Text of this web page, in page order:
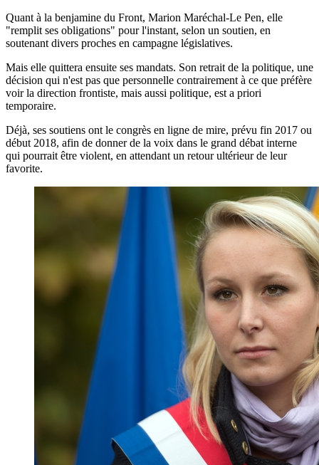
Quant à la benjamine du Front, Marion Maréchal-Le Pen, elle
"remplit ses obligations" pour l'instant, selon un soutien, en
soutenant divers proches en campagne législatives.
Mais elle quittera ensuite ses mandats. Son retrait de la politique, une
décision qui n'est pas que personnelle contrairement à ce que préfère
voir la direction frontiste, mais aussi politique, est a priori
temporaire.
Déjà, ses soutiens ont le congrès en ligne de mire, prévu fin 2017 ou
début 2018, afin de donner de la voix dans le grand débat interne
qui pourrait être violent, en attendant un retour ultérieur de leur
favorite.